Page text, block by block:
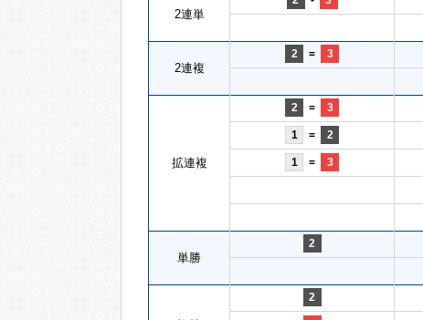
2連単
2連複
2 = 3
拡連複
2 = 3
1 = 2
1 = 3
単勝
2
2